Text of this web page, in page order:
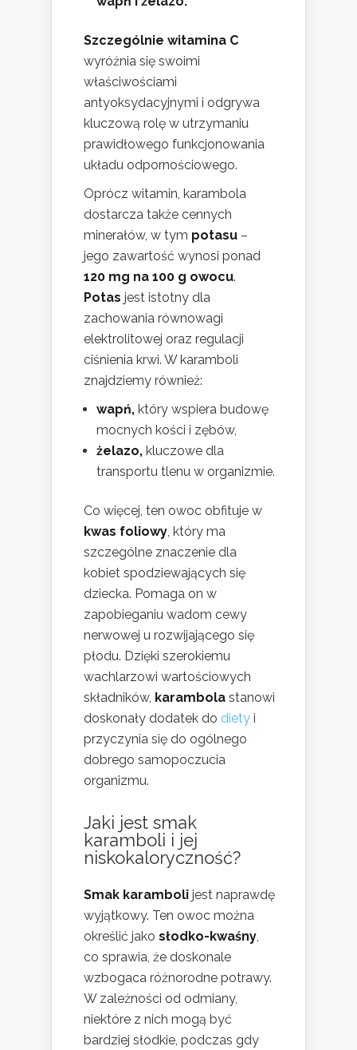
Szczególnie witamina C
wyróżnia się swoimi
właściwościami
antyoksydacyjnymi i odgrywa
kluczową rolę w utrzymaniu
prawidłowego funkcjonowania
układu odpornościowego.
Oprócz witamin, karambola
dostarcza także cennych
minerałów, w tym potasu –
jego zawartość wynosi ponad
120 mg na 100 g owocu.
Potas jest istotny dla
zachowania równowagi
elektrolitowej oraz regulacji
ciśnienia krwi. W karamboli
znajdziemy również:
wapń, który wspiera budowę
mocnych kości i zębów,
żelazo, kluczowe dla
transportu tlenu w organizmie.
Co więcej, ten owoc obfituje w
kwas foliowy , który ma
szczególne znaczenie dla
kobiet spodziewających się
dziecka. Pomaga on w
zapobieganiu wadom cewy
nerwowej u rozwijającego się
płodu. Dzięki szerokiemu
wachlarzowi wartościowych
składników, karambola stanowi
doskonały dodatek do diety i
przyczynia się do ogólnego
dobrego samopoczucia
organizmu.
Jaki jest smak
karamboli i jej
niskokaloryczność?
Smak karamboli jest naprawdę
wyjątkowy. Ten owoc można
określić jako słodko-kwaśny
co sprawia, że doskonale
wzbogaca różnorodne potrawy.
W zależności od odmiany,
niektóre z nich mogą być
bardziej słodkie, podczas gdy